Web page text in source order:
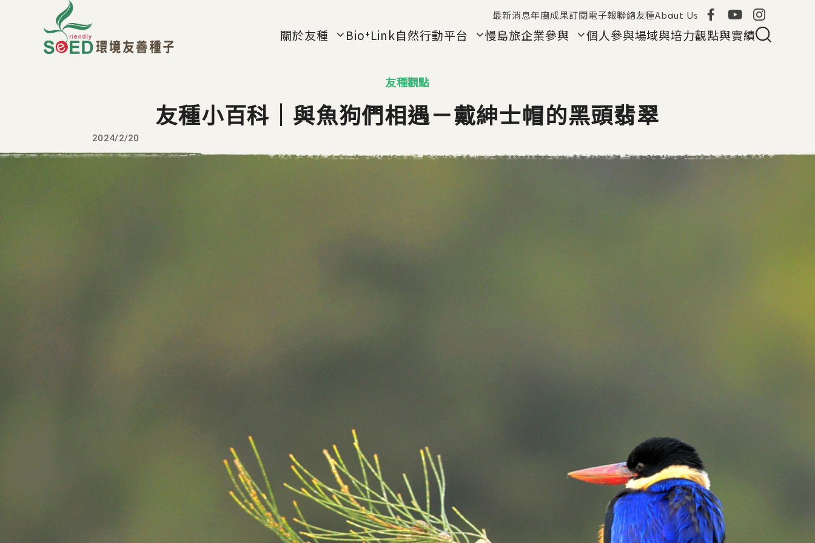
最新消息年度成果訂閱電子報聯絡友種About Us
關於友種 Bio⁺Link自然行動平台 慢島旅企業參與 個人參與場域與培力觀點與實績
友種觀點
友種小百科｜與魚狗們相遇－戴紳士帽的黑頭翡翠
2024/2/20